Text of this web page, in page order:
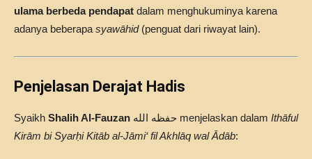
ulama berbeda pendapat dalam menghukuminya karena
adanya beberapa syawāhid(penguat dari riwayat lain).
Penjelasan Derajat Hadis
Syaikh Shalih Al-Fauzan حفظه الله menjelaskan dalam Ithāful
Kirām bi Syarḥi Kitāb al-Jāmi‘ fil Akhlāq wal Ādāb: